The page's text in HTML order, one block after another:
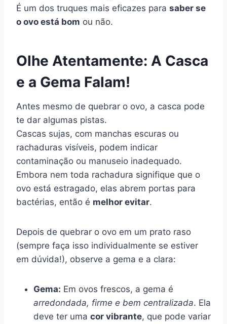
É um dos truques mais eficazes para saber se
o ovo está bom ou não.
Olhe Atentamente: A Casca
e a Gema Falam!
Antes mesmo de quebrar o ovo, a casca pode
te dar algumas pistas.
Cascas sujas, com manchas escuras ou
rachaduras visíveis, podem indicar
contaminação ou manuseio inadequado.
Embora nem toda rachadura signifique que o
ovo está estragado, elas abrem portas para
bactérias, então é melhor evitar.
Depois de quebrar o ovo em um prato raso
(sempre faça isso individualmente se estiver
em dúvida!), observe a gema e a clara:
Gema: Em ovos frescos, a gema é
arredondada, firme e bem centralizada. Ela
deve ter uma cor vibrante, que pode variar